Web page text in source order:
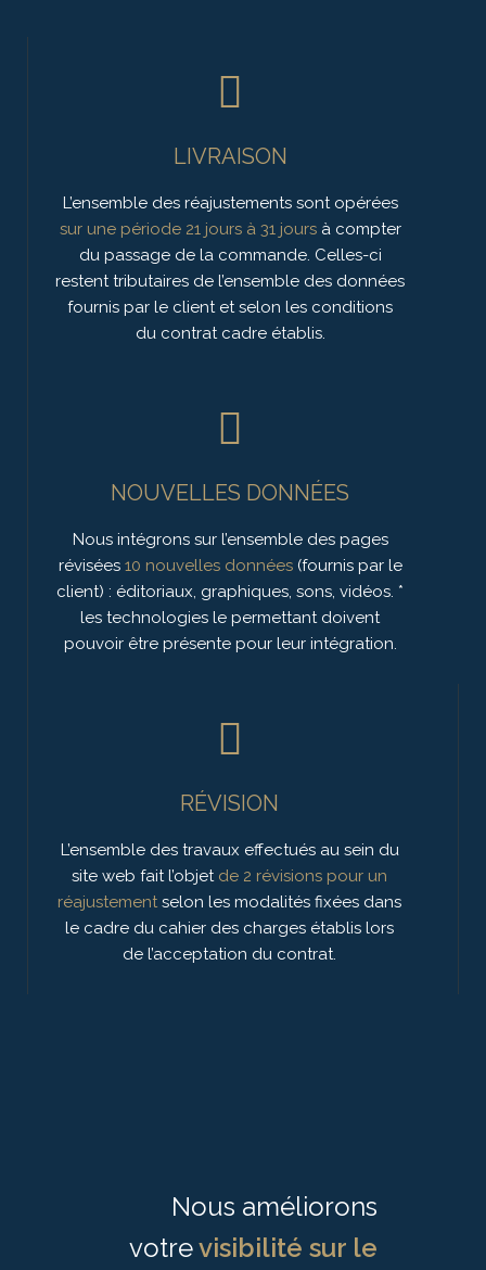
LIVRAISON
L’ensemble des réajustements sont opérées
sur une période 21 jours à 31 joursà compter
du passage de la commande. Celles-ci
restent tributaires de l’ensemble des données
fournis par le client et selon les conditions
du contrat cadre établis.
NOUVELLES DONNÉES
Nous intégrons sur l’ensemble des pages
révisées 10 nouvelles données(fournis par le
client) : éditoriaux, graphiques, sons, vidéos. *
les technologies le permettant doivent
pouvoir être présente pour leur intégration.
RÉVISION
L’ensemble des travaux effectués au sein du
site web fait l’objet de 2 révisions pour un
réajustementselon les modalités fixées dans
le cadre du cahier des charges établis lors
de l’acceptation du contrat.
Nous améliorons
votrevisibilité sur le